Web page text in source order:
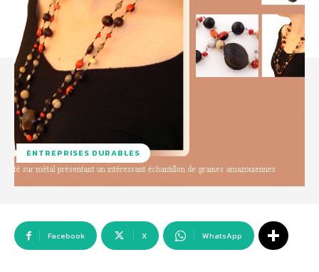
ENTREPRISES DURABLES
Facebook X WhatsApp